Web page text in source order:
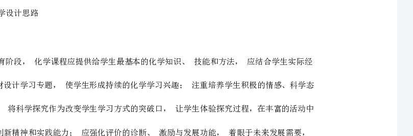
一、教学设计思路